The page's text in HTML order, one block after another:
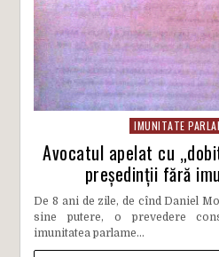
IMUNITATE
Avocatul apelat cu
președinții fără
De 8 ani de zile, de cînd Daniel
sine putere, o prevedere
imunitatea parlame...